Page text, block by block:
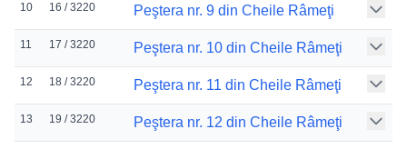
10 16 / 3220 Peştera nr. 9 din Cheile Râmeţi
11 17 / 3220 Peştera nr. 10 din Cheile Râmeţi
12 18 / 3220 Peştera nr. 11 din Cheile Râmeţi
13 19 / 3220 Peştera nr. 12 din Cheile Râmeţi